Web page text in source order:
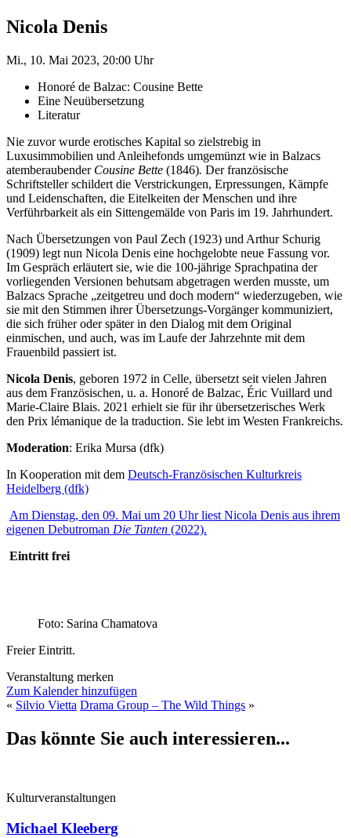
Nicola Denis
Mi., 10. Mai 2023, 20:00 Uhr
Honoré de Balzac: Cousine Bette
Eine Neuübersetzung
Literatur
Nie zuvor wurde erotisches Kapital so zielstrebig in
Luxusimmobilien und Anleihefonds umgemünzt wie in Balzacs
atemberaubender Cousine Bette (1846). Der französische
Schriftsteller schildert die Verstrickungen, Erpressungen, Kämpfe
und Leidenschaften, die Eitelkeiten der Menschen und ihre
Verführbarkeit als ein Sittengemälde von Paris im 19. Jahrhundert.
Nach Übersetzungen von Paul Zech (1923) und Arthur Schurig
(1909) legt nun Nicola Denis eine hochgelobte neue Fassung vor.
Im Gespräch erläutert sie, wie die 100-jährige Sprachpatina der
vorliegenden Versionen behutsam abgetragen werden musste, um
Balzacs Sprache „zeitgetreu und doch modern“ wiederzugeben, wie
sie mit den Stimmen ihrer Übersetzungs-Vorgänger kommuniziert,
die sich früher oder später in den Dialog mit dem Original
einmischen, und auch, was im Laufe der Jahrzehnte mit dem
Frauenbild passiert ist.
Nicola Denis, geboren 1972 in Celle, übersetzt seit vielen Jahren
aus dem Französischen, u. a. Honoré de Balzac, Éric Vuillard und
Marie-Claire Blais. 2021 erhielt sie für ihr übersetzerisches Werk
den Prix lémanique de la traduction. Sie lebt im Westen Frankreichs.
Moderation: Erika Mursa (dfk)
In Kooperation mit dem Deutsch-Französischen Kulturkreis
Heidelberg (dfk)
Am Dienstag, den 09. Mai um 20 Uhr liest Nicola Denis aus ihrem
eigenen Debutroman Die Tanten (2022).
Eintritt frei
Foto: Sarina Chamatova
Freier Eintritt.
Veranstaltung merken
Zum Kalender hinzufügen
« Silvio Vietta Drama Group – The Wild Things »
Das könnte Sie auch interessieren...
Kulturveranstaltungen
Michael Kleeberg